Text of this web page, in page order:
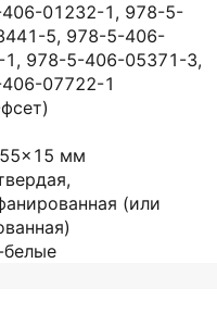
01232-1, 978-5-
5, 978-5-406-
1, 978-5-406-05371-3,
07722-1
мм
(или